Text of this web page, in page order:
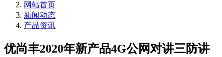
网站首页
新闻动态
产品资讯
优尚丰2020年新产品4G公网对讲三防讲